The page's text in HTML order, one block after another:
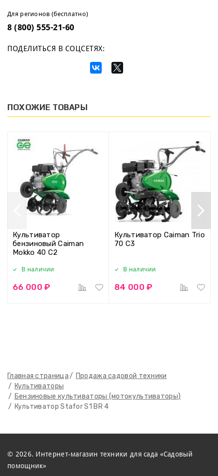
Главная страница
Продажа садовой техники
Культиваторы
Бензиновые культиваторы (мотокультиваторы)
Культиватор Stafor S1 BR 4
Для регионов (бесплатно)
8 (800) 555-21-60
ПОДЕЛИТЬСЯ В СОЦСЕТЯХ:
ПОХОЖИЕ ТОВАРЫ
Культиватор
бензиновый Caiman
Mokko 40 C2
В наличии
66 000 ₽
Культиватор Caiman Trio
70 C3
В наличии
84 000 ₽
© 2026. Интернет-магазин техники для сада «Садовый
помощник»